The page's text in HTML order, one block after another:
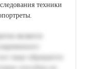
техники